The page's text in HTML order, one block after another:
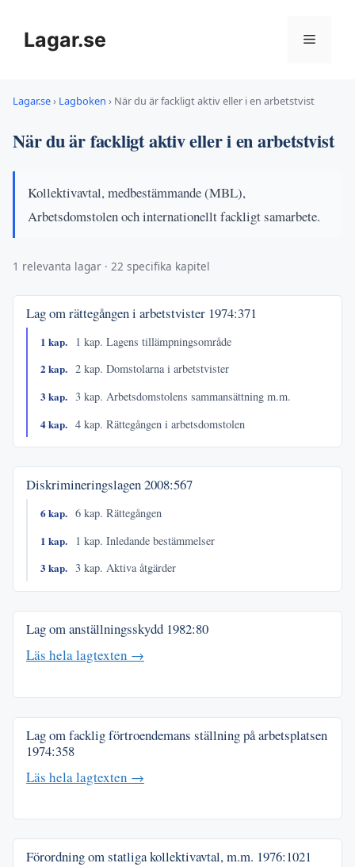
innehållLagar.se Meny
Lagar.se› Lagboken › När du är fackligt aktiv eller i en arbetstvist
När du är fackligt aktiv eller i en arbetstvist
Kollektivavtal, medbestämmande (MBL),
Arbetsdomstolen och internationellt fackligt samarbete.
1 relevanta lagar · 22 specifika kapitel
Lag om rättegången i arbetstvister 1974:371
1 kap.
1 kap. Lagens tillämpningsområde
2 kap. 2 kap. Domstolarna i arbetstvister
3 kap. 3 kap. Arbetsdomstolens sammansättning m.m.
4 kap. 4 kap. Rättegången i arbetsdomstolen
Diskrimineringslagen2008:567
6 kap. 6 kap. Rättegången
1 kap.
1 kap. Inledande bestämmelser
3 kap. 3 kap. Aktiva åtgärder
Lag om anställningsskydd 1982:80
Läs hela lagtexten →
Lag om facklig förtroendemans ställning på arbetsplatsen
1974:358
Läs hela lagtexten →
Förordning om statliga kollektivavtal, m.m. 1976:1021